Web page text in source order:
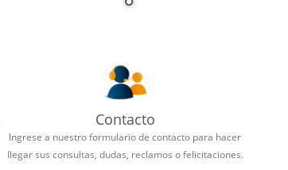
Contacto
Ingrese a nuestro formulario de contacto para hacer
llegar sus consultas, dudas, reclamos o felicitaciones.